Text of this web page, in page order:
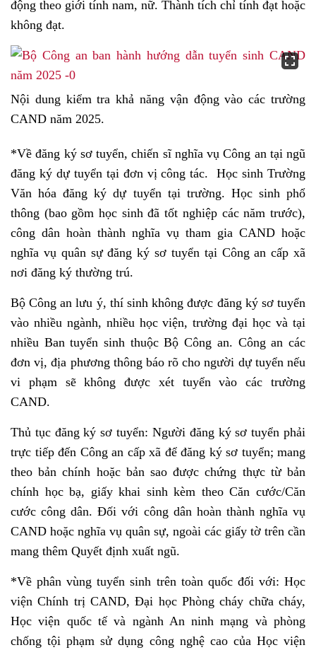
động theo giới tính nam, nữ. Thành tích chỉ tính đạt hoặc
không đạt.
Nội dung kiểm tra khả năng vận động vào các trường
CAND năm 2025.
*Về đăng ký sơ tuyển, chiến sĩ nghĩa vụ Công an tại ngũ
đăng ký dự tuyển tại đơn vị công tác. Học sinh Trường
Văn hóa đăng ký dự tuyển tại trường. Học sinh phổ
thông (bao gồm học sinh đã tốt nghiệp các năm trước),
công dân hoàn thành nghĩa vụ tham gia CAND hoặc
nghĩa vụ quân sự đăng ký sơ tuyển tại Công an cấp xã
nơi đăng ký thường trú.
Bộ Công an lưu ý, thí sinh không được đăng ký sơ tuyển
vào nhiều ngành, nhiều học viện, trường đại học và tại
nhiều Ban tuyển sinh thuộc Bộ Công an. Công an các
đơn vị, địa phương thông báo rõ cho người dự tuyển nếu
vi phạm sẽ không được xét tuyển vào các trường
CAND.
Thủ tục đăng ký sơ tuyển: Người đăng ký sơ tuyển phải
trực tiếp đến Công an cấp xã để đăng ký sơ tuyển; mang
theo bản chính hoặc bản sao được chứng thực từ bản
chính học bạ, giấy khai sinh kèm theo Căn cước/Căn
cước công dân. Đối với công dân hoàn thành nghĩa vụ
CAND hoặc nghĩa vụ quân sự, ngoài các giấy tờ trên cần
mang thêm Quyết định xuất ngũ.
*Về phân vùng tuyển sinh trên toàn quốc đối với: Học
viện Chính trị CAND, Đại học Phòng cháy chữa cháy,
Học viện quốc tế và ngành An ninh mạng và phòng
chống tội phạm sử dụng công nghệ cao của Học viện